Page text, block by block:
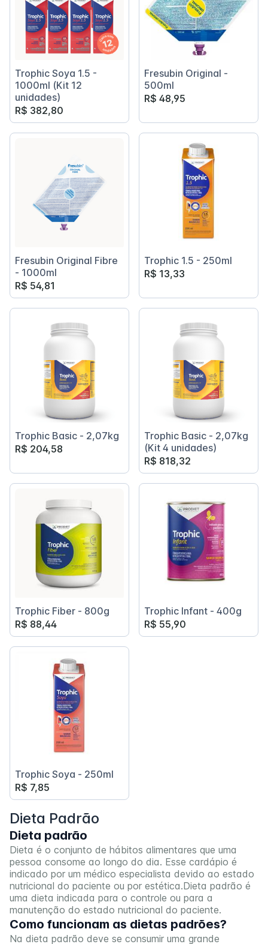
Trophic Soya 1.5 -
1000ml (Kit 12
unidades)
R$ 382,80
Fresubin Original -
500ml
R$ 48,95
Fresubin Original Fibre
- 1000ml
R$ 54,81
Trophic 1.5 - 250ml
R$ 13,33
Trophic Basic - 2,07kg
R$ 204,58
Trophic Basic - 2,07kg
(Kit 4 unidades)
R$ 818,32
Trophic Fiber - 800g
R$ 88,44
Trophic Infant - 400g
R$ 55,90
Trophic Soya - 250ml
R$ 7,85
Dieta Padrão
Dieta padrão
Dieta é o conjunto de hábitos alimentares que uma
pessoa consome ao longo do dia. Esse cardápio é
indicado por um médico especialista devido ao estado
nutricional do paciente ou por estética.Dieta padrão é
uma dieta indicada para o controle ou para a
manutenção do estado nutricional do paciente.
Como funcionam as dietas padrões?
Na dieta padrão deve se consumir uma grande